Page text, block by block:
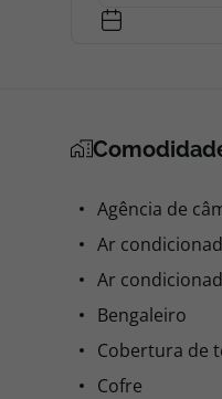
Agência de
Ar
Ar
Bengaleiro
Cobertura de
Cofre